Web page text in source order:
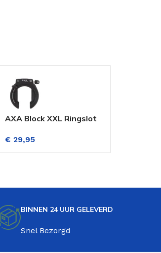
AXA Block XXL Ringslot
€ 29,95
BINNEN 24 UUR GELEVERD
Snel Bezorgd